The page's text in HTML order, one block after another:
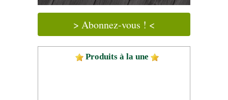
> Abonnez-vous ! <
Produits à la une